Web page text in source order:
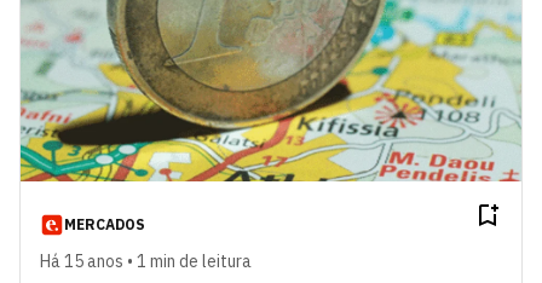
MERCADOS
Há 15 anos • 1 min de leitura